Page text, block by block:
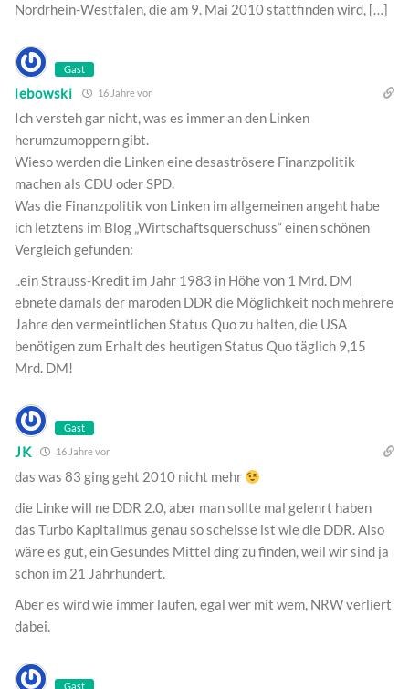
Nordrhein-Westfalen, die am 9. Mai 2010 stattfinden wird, […]
Gast
lebowski 16 Jahre vor
Ich versteh gar nicht, was es immer an den Linken
herumzumoppern gibt.
Wieso werden die Linken eine desaströsere Finanzpolitik
machen als CDU oder SPD.
Was die Finanzpolitik von Linken im allgemeinen angeht habe
ich letztens im Blog „Wirtschaftsquerschuss“ einen schönen
Vergleich gefunden:
..ein Strauss-Kredit im Jahr 1983 in Höhe von 1 Mrd. DM
ebnete damals der maroden DDR die Möglichkeit noch mehrere
Jahre den vermeintlichen Status Quo zu halten, die USA
benötigen zum Erhalt des heutigen Status Quo täglich 9,15
Mrd. DM!
Gast
JK 16 Jahre vor
das was 83 ging geht 2010 nicht mehr
die Linke will ne DDR 2.0, aber man sollte mal gelenrt haben
das Turbo Kapitalimus genau so scheisse ist wie die DDR. Also
wäre es gut, ein Gesundes Mittel ding zu finden, weil wir sind ja
schon im 21 Jahrhundert.
Aber es wird wie immer laufen, egal wer mit wem, NRW verliert
dabei.
Gast